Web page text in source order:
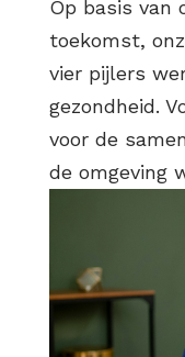
Op basis van
toekomst,
vier pijlers
gezondheid.
voor de
de omgeving